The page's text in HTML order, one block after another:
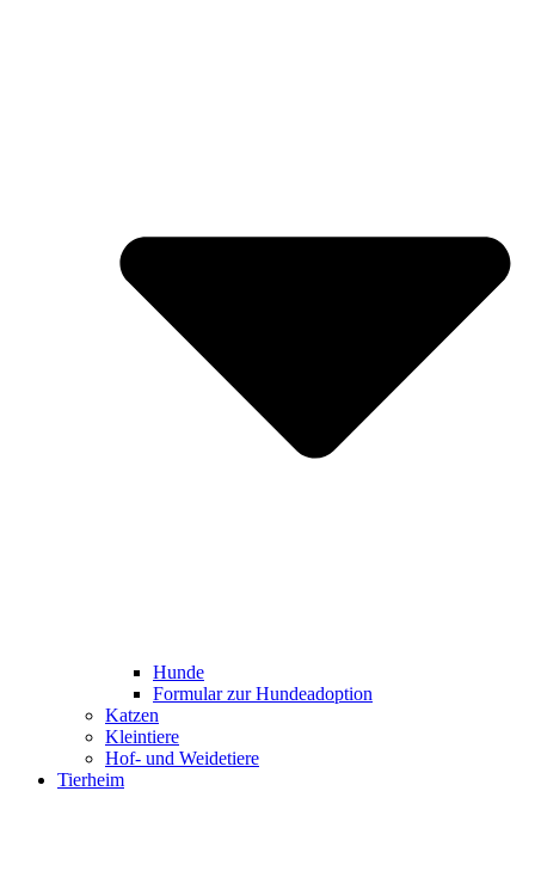
Hunde
Formular zur Hundeadoption
Katzen
Kleintiere
Hof- und Weidetiere
Tierheim